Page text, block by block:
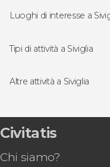
Luoghi di interesse a
Plaza de España di
Archivio delle Indie
Municipio di Siviglia
Chiesa del Divino
Tipi di attività a Siviglia
Free tour a Siviglia
Escursioni di un
Gite in barca a
Autobus turistico a
Altre attività a Siviglia
Biglietti per le
Escursione
Escursione al
Civitatis
Chi siamo?